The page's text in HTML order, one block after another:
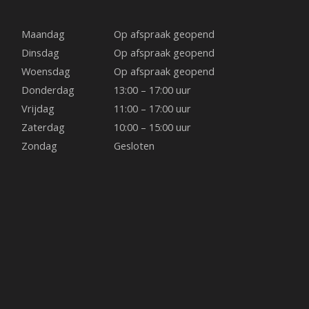
b
o
o
k
Maandag
Op afspraak geopend
Dinsdag
Op afspraak geopend
Woensdag
Op afspraak geopend
Donderdag
13:00 – 17:00 uur
Vrijdag
11:00 – 17:00 uur
Zaterdag
10:00 – 15:00 uur
Zondag
Gesloten